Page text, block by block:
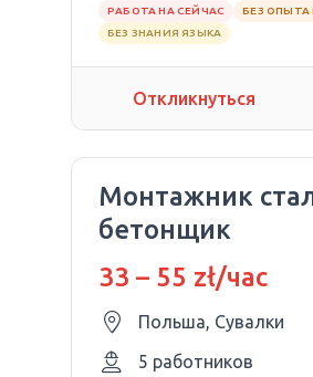
РАБОТА НА СЕЙЧАС БЕЗ
БЕЗ ЗНАНИЯ ЯЗЫКА
Откликнуться
Монтажник
бетонщик
33 – 55 zł/час
Польша, Сувалки
5 работников